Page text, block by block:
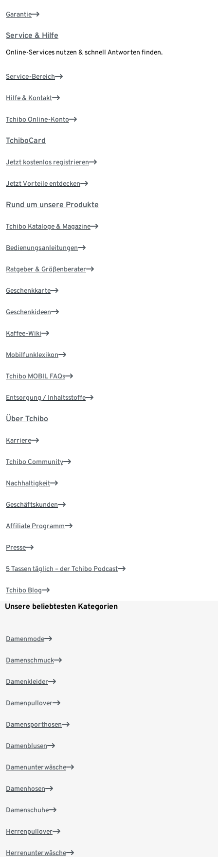
Garantie
Service & Hilfe
Online-Services nutzen & schnell Antworten finden.
Service-Bereich
Hilfe & Kontakt
Tchibo Online-Konto
TchiboCard
Jetzt kostenlos registrieren
Jetzt Vorteile entdecken
Rund um unsere Produkte
Tchibo Kataloge & Magazine
Bedienungsanleitungen
Ratgeber & Größenberater
Geschenkkarte
Geschenkideen
Kaffee-Wiki
Mobilfunklexikon
Tchibo MOBIL FAQs
Entsorgung / Inhaltsstoffe
Über Tchibo
Karriere
Tchibo Community
Nachhaltigkeit
Geschäftskunden
Affiliate Programm
Presse
5 Tassen täglich – der Tchibo Podcast
Tchibo Blog
Unsere beliebtesten Kategorien
Damenmode
Damenschmuck
Damenkleider
Damenpullover
Damensporthosen
Damenblusen
Damenunterwäsche
Damenhosen
Damenschuhe
Herrenpullover
Herrenunterwäsche